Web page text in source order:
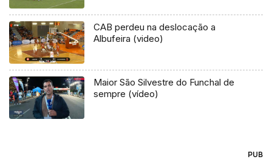
CAB perdeu na deslocação a
Albufeira (video)
Maior São Silvestre do Funchal de
sempre (vídeo)
PUB